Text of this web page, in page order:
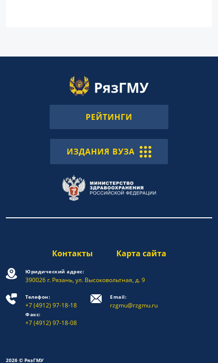
РЕЙТИНГИ
ИЗДАНИЯ ВУЗА
Контакты Карта сайта
Юридический адрес:
390026 г. Рязань, ул. Высоковольтная, д. 9
Телефон:
+7 (4912) 97-18-18
Факс:
+7 (4912) 97-18-08
Email:
rzgmu@rzgmu.ru
2026 © РязГМУ